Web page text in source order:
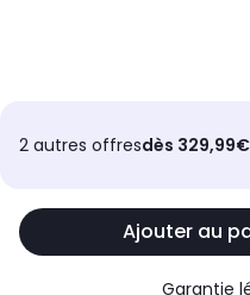
2 autres offresdès 329,99€
Ajouter au
Garantie